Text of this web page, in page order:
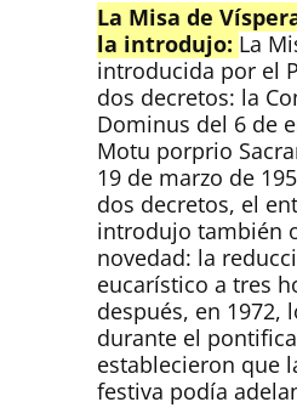
La Misa de
la introdujo: La
introducida por el
dos decretos: la
Dominus del 6 de
Motu porprio
19 de marzo de
dos decretos, el
introdujo también
novedad: la
eucarístico a tres
después, en 1972,
durante el
establecieron que
festiva podía